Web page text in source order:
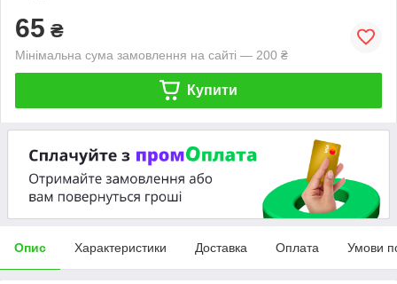
65 ₴
Мінімальна сума замовлення на сайті — 200 ₴
Купити
Опис Характеристики Доставка Оплата Умови